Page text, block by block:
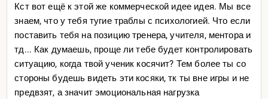
Кст вот ещё к этой же коммерческой идее идея. Мы все
знаем, что у тебя тугие траблы с психологией. Что если
поставить тебя на позицию тренера, учителя, ментора и
тд... Как думаешь, проще ли тебе будет контролировать
ситуацию, когда твой ученик косячит? Тем более ты со
стороны будешь видеть эти косяки, тк ты вне игры и не
предвзят, а значит эмоциональная нагрузка